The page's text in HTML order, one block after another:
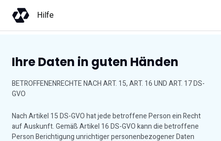
Hilfe
Ihre Daten in guten Händen
BETROFFENENRECHTE NACH ART. 15, ART. 16 UND ART. 17 DS-
GVO
Nach Artikel 15 DS-GVO hat jede betroffene Person ein Recht
auf Auskunft. Gemäß Artikel 16 DS-GVO kann die betroffene
Person Berichtigung unrichtiger personenbezogener Daten